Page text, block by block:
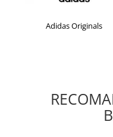
Adidas Originals